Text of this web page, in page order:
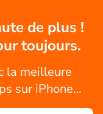
de plus !
toujours.
la meilleure
sur iPhone…